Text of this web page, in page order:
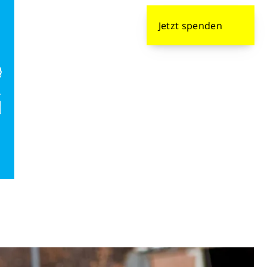
Jetzt spenden